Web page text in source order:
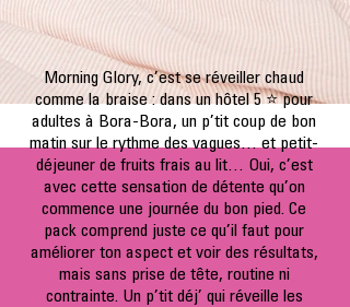
Morning Glory, c’est se réveiller chaud
comme la braise : dans un hôtel 5 ⭐ pour
adultes à Bora-Bora, un p’tit coup de bon
matin sur le rythme des vagues… et petit-
déjeuner de fruits frais au lit… Oui, c’est
avec cette sensation de détente qu’on
commence une journée du bon pied. Ce
pack comprend juste ce qu’il faut pour
améliorer ton aspect et voir des résultats,
mais sans prise de tête, routine ni
contrainte. Un p’tit déj’ qui réveille les